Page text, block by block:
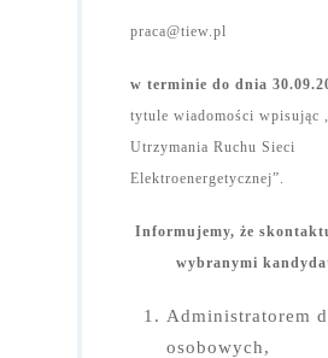
praca@tiew.pl
w terminie do dnia
tytule wiadomości wpisując
Utrzymania Ruchu Sieci
Elektroenergetycznej”.
Informujemy, że
wybranymi
Administratorem
osobowych,